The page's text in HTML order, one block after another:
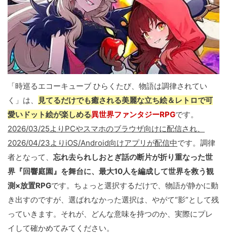
「時巡るエコーキューブ ひらくたび、物語は調律されてい
く」は、
見てるだけでも癒される美麗な立ち絵＆レトロで可
愛いドット絵が楽しめる異世界ファンタジーRPGです。
2026/03/25よりPCやスマホのブラウザ向けに配信され、
2026/04/23よりiOS/Android向けアプリが配信中です。調律
者となって、 忘れ去られしおとぎ話の断片が折り重なった世
界『回響庭園』を舞台に、最大10人を編成して世界を救う観
測×放置RPGです。ちょっと選択するだけで、物語が静かに動
き出すのですが、選ばれなかった選択は、やがて“影”として残
っていきます。それが、どんな意味を持つのか、実際にプレ
イして確かめてみてください。